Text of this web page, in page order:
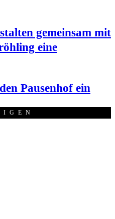
gemein­sam mit
eine
Pau­sen­hof ein